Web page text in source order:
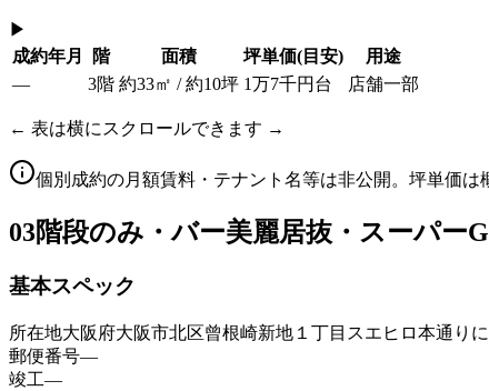
▶
成約年月
階 面積 坪単価(目安)
用途
—
3階 約33㎡ / 約10坪 1万7千円台 店舗一部
← 表は横にスクロールできます →
個別成約の月額賃料・テナント名等は非公開。坪単価
03階段のみ・バー美麗居抜・スーパー
基本スペック
所在地大阪府大阪市北区曾根崎新地１丁目スエヒロ本通り
郵便番号—
竣工—